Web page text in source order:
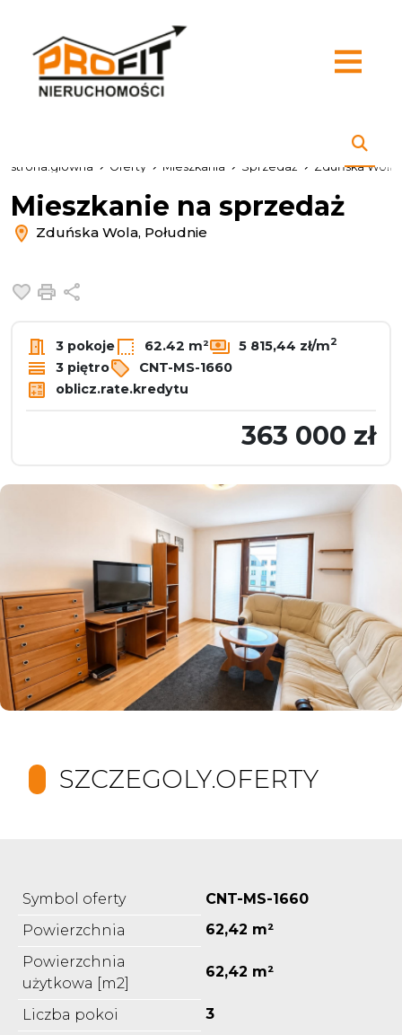
strona.glowna Oferty Mieszkania Sprzedaż Zduńska Wola
Mieszkanie na sprzedaż
Zduńska Wola, Południe
Dodaj do ulubionych
Drukuj
3 pokoje 62.42 m² 5 815,44 zł/m2
3 piętro
CNT-MS-1660
oblicz.rate.kredytu
363 000 zł
SZCZEGOLY.OFERTY
Symbol oferty
CNT-MS-1660
Powierzchnia
62,42 m²
Powierzchnia
użytkowa [m2]
62,42 m²
Liczba pokoi
3